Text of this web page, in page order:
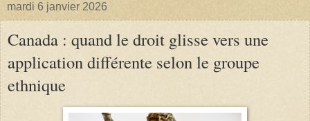
mardi 6 janvier 2026
Canada : quand le droit glisse vers une
application différente selon le groupe
ethnique